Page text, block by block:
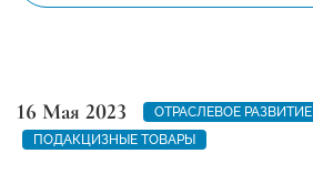
16 Мая 2023 ОТРАСЛЕВОЕ РАЗВИТИЕ
ПОДАКЦИЗНЫЕ ТОВАРЫ